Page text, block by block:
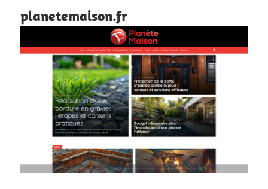
planetemaison.fr